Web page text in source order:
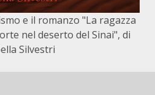
e il romanzo "La ragazza
nel deserto del Sinai", di
Silvestri